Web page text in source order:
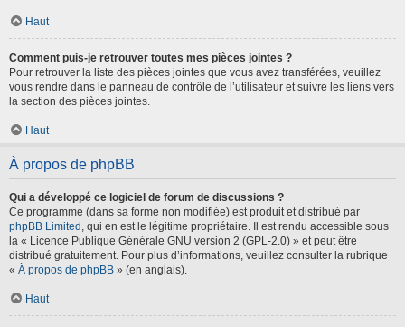
Haut
Comment puis-je retrouver toutes mes pièces jointes ?
Pour retrouver la liste des pièces jointes que vous avez transférées, veuillez
vous rendre dans le panneau de contrôle de l’utilisateur et suivre les liens vers
la section des pièces jointes.
Haut
À propos de phpBB
Qui a développé ce logiciel de forum de discussions ?
Ce programme (dans sa forme non modifiée) est produit et distribué par
phpBB Limited , qui en est le légitime propriétaire. Il est rendu accessible sous
la « Licence Publique Générale GNU version 2 (GPL-2.0) » et peut être
distribué gratuitement. Pour plus d’informations, veuillez consulter la rubrique
« À propos de phpBB » (en anglais).
Haut